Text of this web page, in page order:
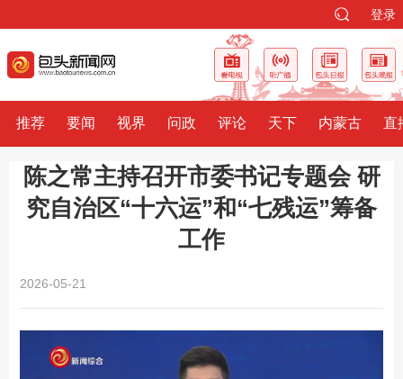
登录
推荐 要闻 视界 问政 评论 天下 内蒙古 直
陈之常主持召开市委书记专题会 研
究自治区“十六运”和“七残运”筹备
工作
2026-05-21